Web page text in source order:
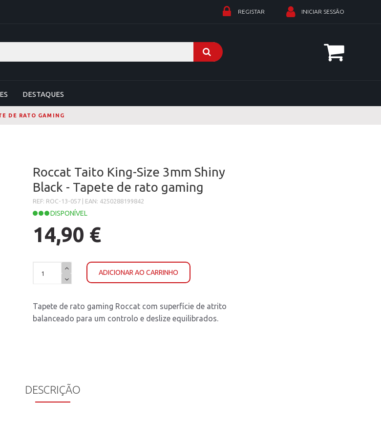
REGISTAR INICIAR SESSÃO
DESTAQUES
DE RATO GAMING
Roccat Taito King-Size 3mm Shiny
Black - Tapete de rato gaming
REF: ROC-13-057 | EAN: 4250288199842
DISPONÍVEL
14,90 €
ADICIONAR AO CARRINHO
Tapete de rato gaming Roccat com superfície de atrito
balanceado para um controlo e deslize equilibrados.
DESCRIÇÃO